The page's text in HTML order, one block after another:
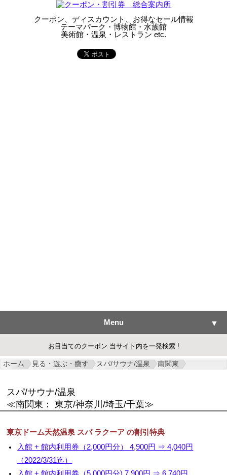
クーポン、ディスカウント、お得なセール情報
テーマパーク・博物館・水族館
美術館・温泉・レストラン etc.
Menu ▼
▼
お目当てのクーポン 当サイト内を一発検索 !
ホーム 見る・遊ぶ・癒す スパ/サウナ/温泉 南関東
スパ/サウナ/温泉
≪南関東： 東京/神奈川/埼玉/千葉≫
東京ドーム天然温泉 スパ ラクーア の割引特典
入館 + 館内利用券（2,000円分） 4,900円 ⇒ 4,040円
（2022/3/31迄）